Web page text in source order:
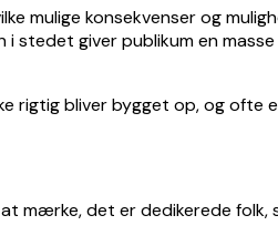
mulige konsekvenser og
stedet giver publikum en
rigtig bliver bygget op, og ofte
mærke, det er dedikerede folk,